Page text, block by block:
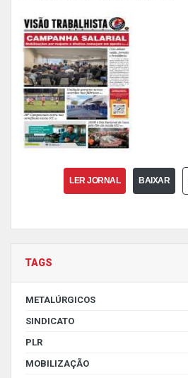
LER JORNAL BAIXAR
TAGS
METALÚRGICOS
SINDICATO
PLR
MOBILIZAÇÃO